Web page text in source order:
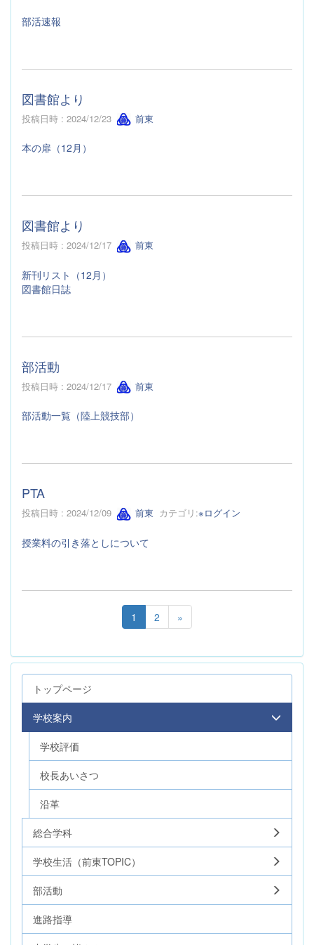
部活速報
図書館より
投稿日時 : 2024/12/23 前東
本の扉（12月）
図書館より
投稿日時 : 2024/12/17 前東
新刊リスト（12月）
図書館日誌
部活動
投稿日時 : 2024/12/17 前東
部活動一覧（陸上競技部）
PTA
投稿日時 : 2024/12/09 前東 カテゴリ:※ログイン
授業料の引き落としについて
1 2 »
トップページ
学校案内
学校評価
校長あいさつ
沿革
総合学科
学校生活（前東TOPIC）
部活動
進路指導